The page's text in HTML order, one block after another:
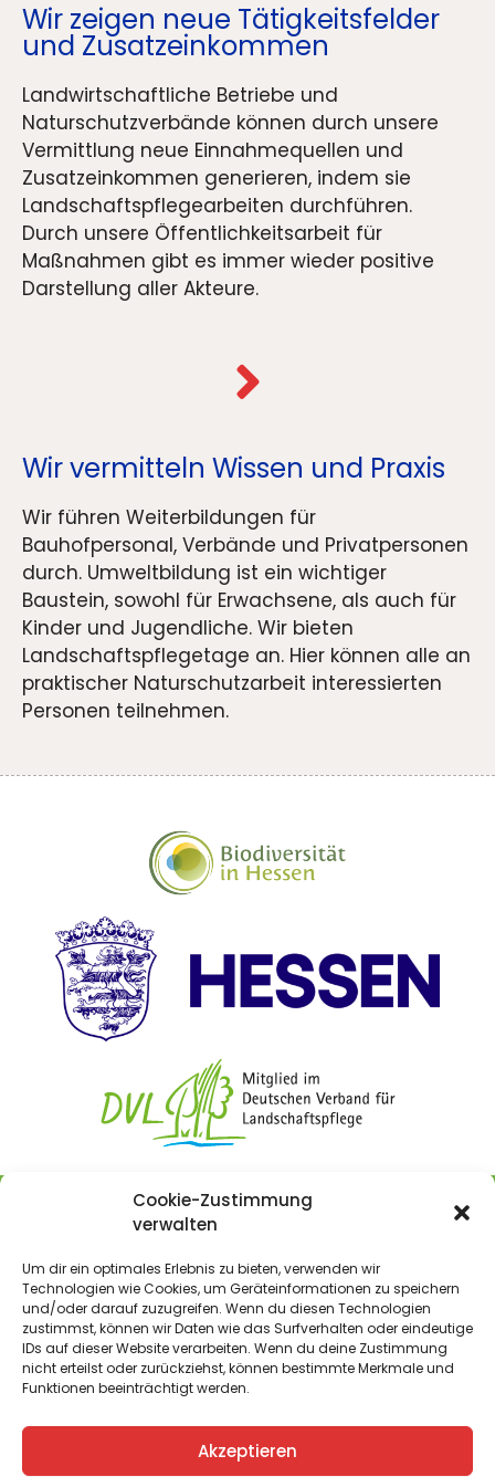
Cookie-Zustimmung
verwalten
Um dir ein optimales Erlebnis zu bieten, verwenden wir
Technologien wie Cookies, um Geräteinformationen zu speichern
und/oder darauf zuzugreifen. Wenn du diesen Technologien
zustimmst, können wir Daten wie das Surfverhalten oder eindeutige
IDs auf dieser Website verarbeiten. Wenn du deine Zustimmung
nicht erteilst oder zurückziehst, können bestimmte Merkmale und
Funktionen beeinträchtigt werden.
Akzeptieren
Wir zeigen neue Tätigkeitsfelder
und Zusatzeinkommen
Landwirtschaftliche Betriebe und
Naturschutzverbände können durch unsere
Vermittlung neue Einnahmequellen und
Zusatzeinkommen generieren, indem sie
Landschaftspflegearbeiten durchführen.
Durch unsere Öffentlichkeitsarbeit für
Maßnahmen gibt es immer wieder positive
Darstellung aller Akteure.
Wir vermitteln Wissen und Praxis
Wir führen Weiterbildungen für
Bauhofpersonal, Verbände und Privatpersonen
durch. Umweltbildung ist ein wichtiger
Baustein, sowohl für Erwachsene, als auch für
Kinder und Jugendliche. Wir bieten
Landschaftspflegetage an. Hier können alle an
praktischer Naturschutzarbeit interessierten
Personen teilnehmen.
Landschaftspflegeverband
Kreis Bergstraße e.V.
Nibelungenstraße 280 I 64686 Lautertal
ImpressumIDatenschutzIKontakt